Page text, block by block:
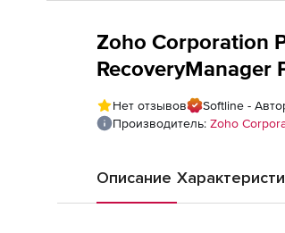
Zoho Corporation
RecoveryManager
fee for 2000
Нет отзывов
Softline -
Производитель: Zoho
Описание